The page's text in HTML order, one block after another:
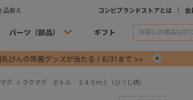
品揃え コンビブランドストアとは 会
パーツ（部品） ギフト
乳びんの除菌グッズが当たる！8/31まで >>
グ > ラクマグ ボトル ２４０ｍｌ（ひつじ柄）